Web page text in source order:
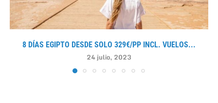
8 DÍAS EGIPTO DESDE SOLO 329€/PP INCL. VUELOS...
24 julio, 2023